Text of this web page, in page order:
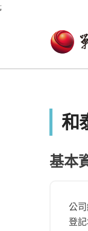
;
和
基本
公
登